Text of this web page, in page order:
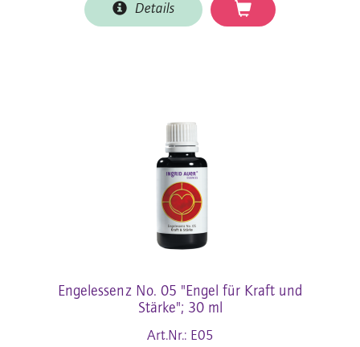
Details
Engelessenz No. 05 "Engel für Kraft und
Stärke"; 30 ml
Art.Nr.: E05